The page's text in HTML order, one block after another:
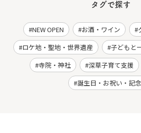
タグで探す
NEW OPEN お酒・ワイン
ロケ地・聖地・世界遺産
子どもと
寺院・神社
深草子育て支援
誕生日・お祝い・記